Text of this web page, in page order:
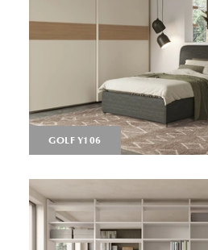
GOLF Y106